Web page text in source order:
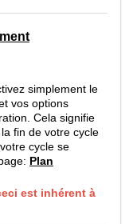
simplement le
vos options
Cela signifie
fin de votre cycle
cycle se
Plan
est inhérent à